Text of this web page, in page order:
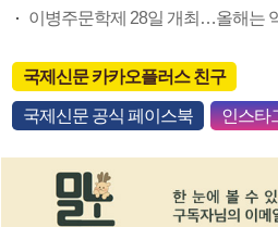
이병주문학제 28일 개최…올해는
국제신문 카카오플러스 친구
국제신문 공식 페이스북 인스타